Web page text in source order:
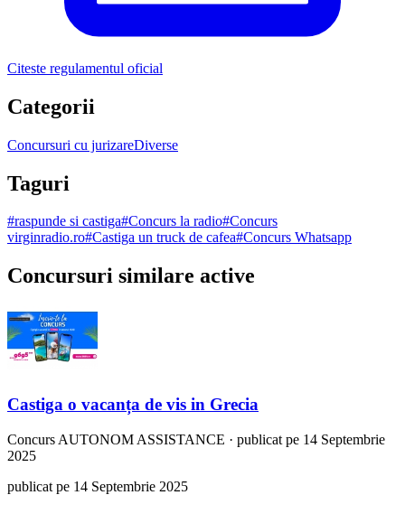
Citeste regulamentul oficial
Categorii
Concursuri cu jurizareDiverse
Taguri
#raspunde si castiga#Concurs la radio#Concurs
virginradio.ro#Castiga un truck de cafea#Concurs Whatsapp
Concursuri similare active
Castiga o vacanța de vis in Grecia
Concurs AUTONOM ASSISTANCE · publicat pe 14 Septembrie
2025
publicat pe 14 Septembrie 2025